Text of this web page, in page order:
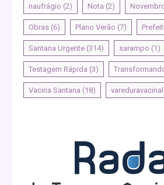
naufrágio (2) Nota (2)
Obras (6) Plano Verão (7)
Santana Urgente (314) sarampo (1)
Testagem Rápida (3)
Vacina Santana (18) vareduravacinal